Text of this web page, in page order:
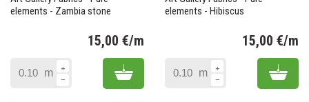
elements - Zambia stone
15,00 €/m
m Add to cart
elements - Hibiscus
15,00 €/m
m Add